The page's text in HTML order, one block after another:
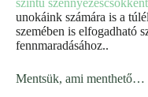
szintű
unokáink számára is a
szemében is elfogadható
fennmaradásához..
Mentsük, ami menthető…